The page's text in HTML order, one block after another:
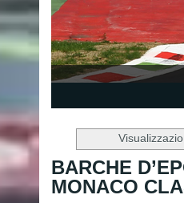
BARCHE
MONACO